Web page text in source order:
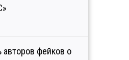
авторов фейков о